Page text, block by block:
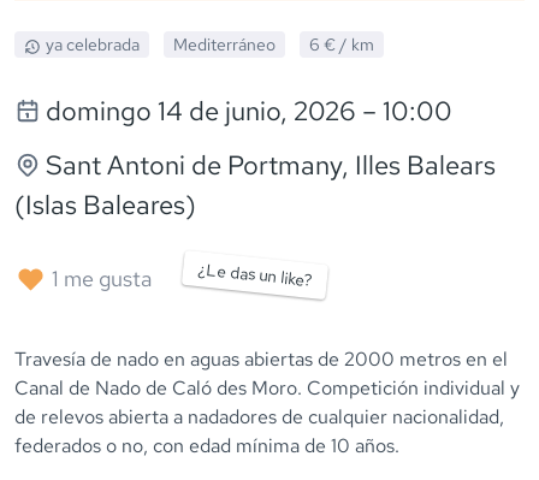
ya celebrada Mediterráneo 6 € / km
domingo 14 de junio, 2026 – 10:00
Sant Antoni de Portmany, Illes Balears
(Islas Baleares)
1 me gusta ¿Le das un like?
Travesía de nado en aguas abiertas de 2000 metros en el
Canal de Nado de Caló des Moro. Competición individual y
de relevos abierta a nadadores de cualquier nacionalidad,
federados o no, con edad mínima de 10 años.